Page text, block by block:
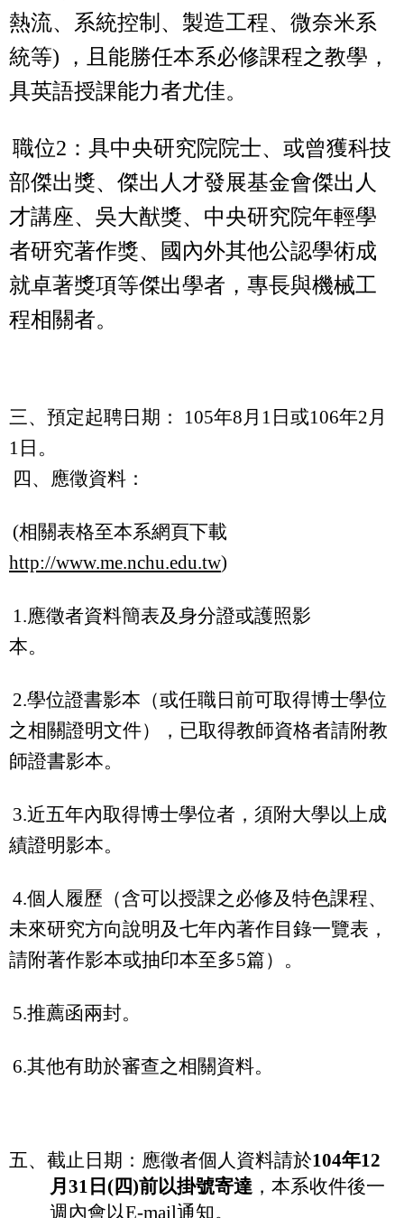
熱流、系統控制、製造工程、微奈米系
統等)
，且能勝任本系必修課程之教學，
具英語授課能力者尤佳。
職位2 ：具中央研究院院士、或曾獲科技
部傑出獎、傑出人才發展基金會傑出人
才講座、吳大猷獎、中央研究院年輕學
者研究著作獎、國內外其他公認學術成
就卓著獎項等傑出學者 ， 專長與機械工
程相關者。
三、 預定起聘日期： 105年8 月 1 日或106年2 月
1 日。
四、應徵資料：
(相關表格至本系網頁下載
http://www.me.nchu.edu.tw)
1.應徵者資料簡表及身分證或護照影
本。
2.學位證書影本（或任職日前可取得博士學位
之相關證明文件），已取得教師資格者請附教
師證書影本。
3.近五年內取得博士學位者，須附大學以上成
績證明影本。
4.個人履歷（含可以授課之必修及特色課程、
未來研究方向說明及七年內著作目錄一覽表，
請附著作影本或抽印本至多5篇） 。
5.推薦函兩封。
6.其他有助於審查之相關資料。
五、截止日期：應徵者個人資料請於104年12
月 31 日 (四)前以掛號寄達 ，本系收件後一
週內會以E-mail通知。